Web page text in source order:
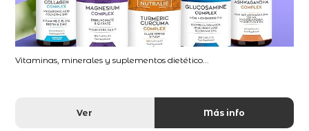
Vitaminas, minerales y suplementos dietético...
Ver Más info